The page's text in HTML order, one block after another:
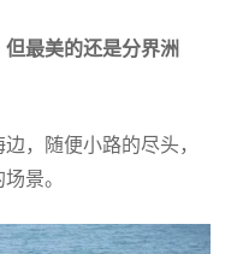
最美的还是分界洲
，随便小路的尽头，
景。